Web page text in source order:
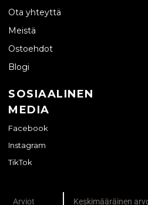
Ota yhteyttä
Meistä
Ostoehdot
Blogi
SOSIAALINEN
MEDIA
Facebook
Instagram
TikTok